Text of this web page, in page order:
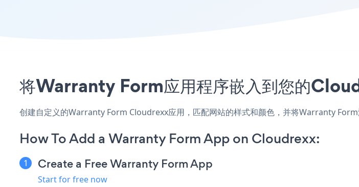
将Warranty Form应用程序嵌入到您的
创建自定义的Warranty Form Cloudrexx应用，匹配网站的样式和颜色，并将Warranty
How To Add a Warranty Form App on Cloudrexx:
Create a Free Warranty Form App
Start for free now